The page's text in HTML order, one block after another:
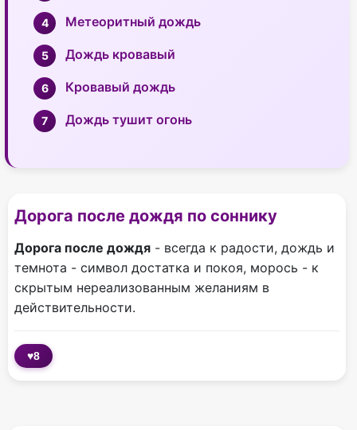
Метеоритный дождь
Дождь кровавый
Кровавый дождь
Дождь тушит огонь
Дорога после дождя по соннику
Дорога после дождя - всегда к радости, дождь и
темнота - символ достатка и покоя, морось - к
скрытым нереализованным желаниям в
действительности.
♥8